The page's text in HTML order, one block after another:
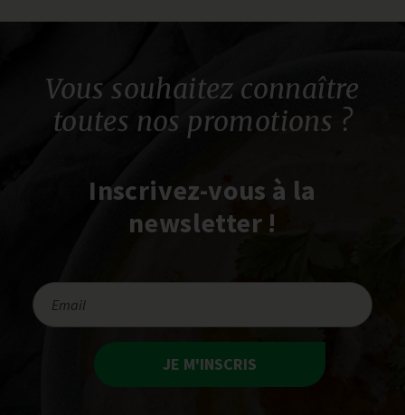
Vous souhaitez connaître
toutes nos promotions ?
Inscrivez-vous à la
newsletter !
JE M'INSCRIS